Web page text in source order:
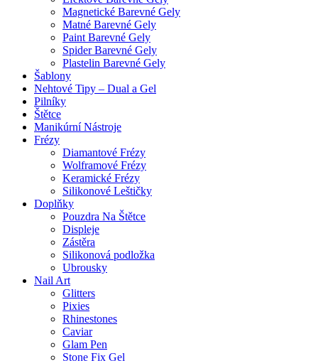
Magnetické Barevné Gely
Matné Barevné Gely
Paint Barevné Gely
Spider Barevné Gely
Plastelin Barevné Gely
Šablony
Nehtové Tipy – Dual a Gel
Pilníky
Štětce
Manikúrní Nástroje
Frézy
Diamantové Frézy
Wolframové Frézy
Keramické Frézy
Silikonové Leštičky
Doplňky
Pouzdra Na Štětce
Displeje
Zástěra
Silikonová podložka
Ubrousky
Nail Art
Glitters
Pixies
Rhinestones
Caviar
Glam Pen
Stone Fix Gel